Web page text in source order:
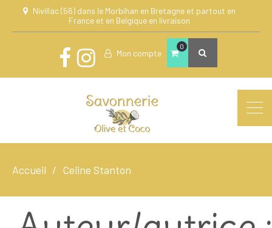
Nivillac (56) dans le Morbihan en Bretagne et partout en
France et en Belgique en livraison
Mon compte
0
Accueil Celine Stanton